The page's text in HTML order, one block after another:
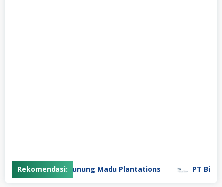
Rekomendasi:PT Gunung Madu Plantations PT Bifarma